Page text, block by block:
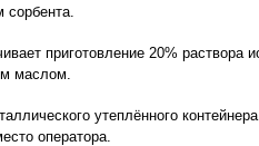
сорбента.
приготовление 20%
маслом.
утеплённого
оператора.